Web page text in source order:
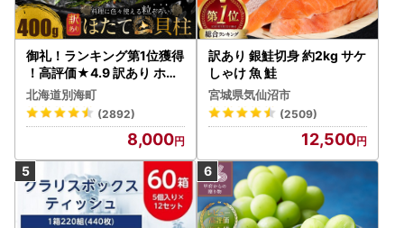
御礼！ランキング第1位獲得
！高評価★4.9 訳あり ホタ
テ 400g（ほたて 帆立 貝柱
冷凍 ）
北海道別海町
(2892)
8,000
訳あり 銀鮭切身 約2kg サケ
しゃけ 魚 鮭
宮城県気仙沼市
(2509)
12,500